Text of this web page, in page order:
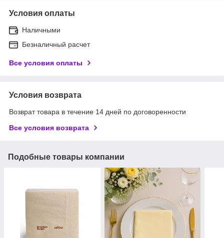
Условия оплаты
Наличными
Безналичный расчет
Все условия оплаты
Условия возврата
Возврат товара в течение 14 дней по договоренности
Все условия возврата
Подобные товары компании